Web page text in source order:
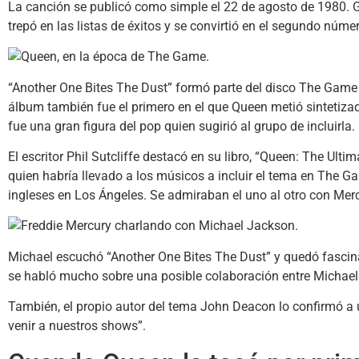
La canción se publicó como simple el 22 de agosto de 1980.
trepó en las listas de éxitos y se convirtió en el segundo
“Another One Bites The Dust” formó parte del disco The
álbum también fue el primero en el que Queen metió
fue una gran figura del pop quien sugirió al grupo de incluirla.
El escritor Phil Sutcliffe destacó en su libro, “Queen: The
quien habría llevado a los músicos a incluir el tema en The
ingleses en Los Ángeles. Se admiraban el uno al otro con
Michael escuchó “Another One Bites The Dust” y quedó
se habló mucho sobre una posible colaboración entre
También, el propio autor del tema John Deacon lo confirmó
venir a nuestros shows”.